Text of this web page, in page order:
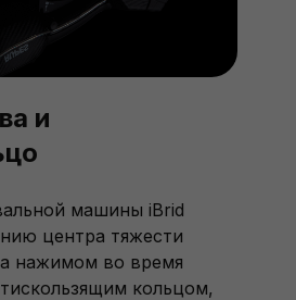
и
машины iBrid
центра тяжести
нажимом во время
кольцом,